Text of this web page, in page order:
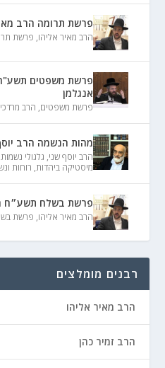
פרשת תרומה הרב
הרב מאיר אליהו, פרשת
פרשת משפטים תשע"ח
אנגלמן
פרשת משפטים, הרב
מהות הנשמה הרב
הרב יוסף שני, גלגולי נשמות
מיסטיקה ביהדות, רוחות
פרשת בשלח תשע״ח
הרב מאיר אליהו, פרשת
רבנים מומלצים
הרב מאיר אליהו
הרב זמיר כהן